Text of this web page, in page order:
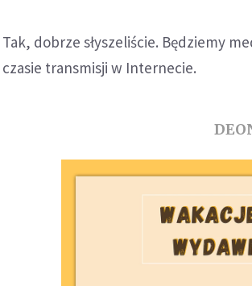
Tak, dobrze słyszeliście. Będziemy
czasie transmisji w Internecie.